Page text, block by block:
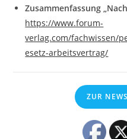
Zusammenfassung
https://www.forum-
verlag.com/fachwissen/
esetz-arbeitsvertrag/
ZUR